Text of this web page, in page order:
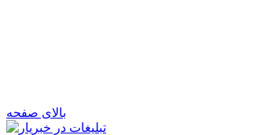
بالای صفحه